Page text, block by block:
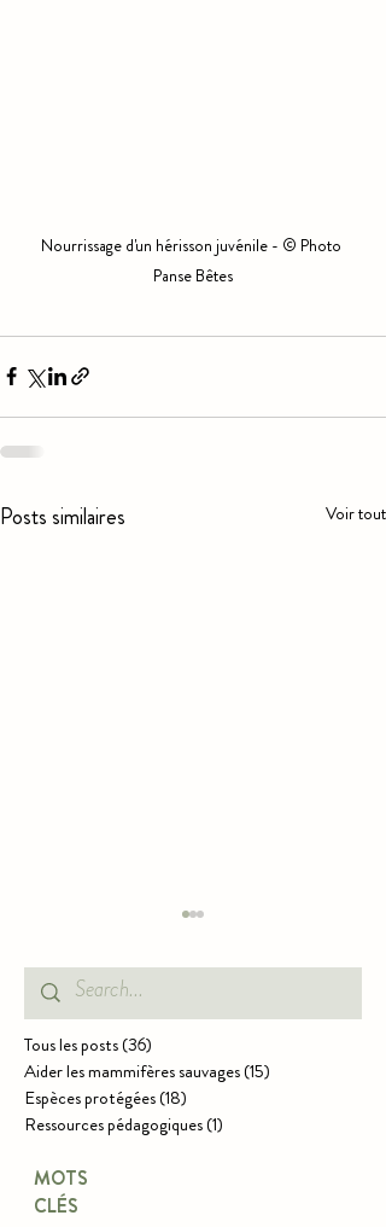
Nourrissage d'un hérisson juvénile - © Photo
Panse Bêtes
Posts similaires Voir tout
JUVÉNILES
Tous les posts(36)
Aider les mammifères sauvages(15)
Espèces protégées(18)
Ressources pédagogiques(1)
MOTS
CLÉS